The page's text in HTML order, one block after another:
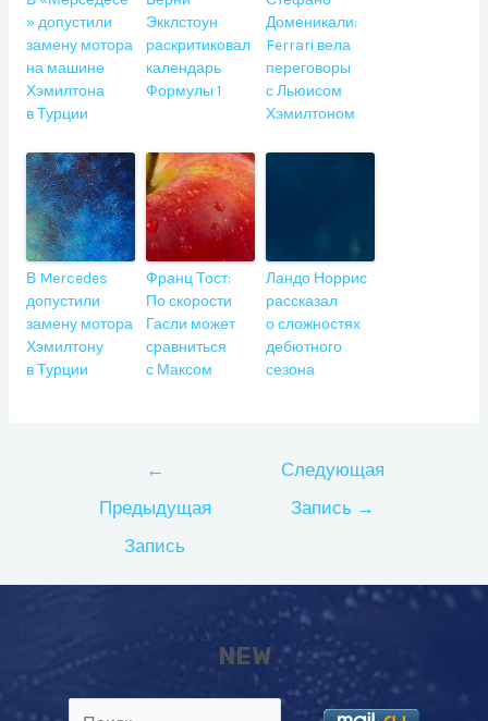
» допустили
замену мотора
на машине
Хэмилтона
в Турции
Экклстоун
раскритиковал
календарь
Формулы 1
Доменикали:
Ferrari вела
переговоры
с Льюисом
Хэмилтоном
В Mercedes
допустили
замену мотора
Хэмилтону
в Турции
Франц Тост:
По скорости
Гасли может
сравниться
с Максом
Ландо Норрис
рассказал
о сложностях
дебютного
сезона
записям
←
Предыдущая
Запись
Следующая
Запись →
NEW